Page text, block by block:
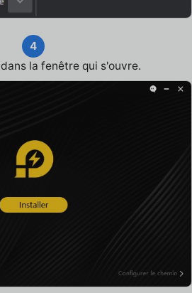
4
dans la fenêtre qui s'ouvre.